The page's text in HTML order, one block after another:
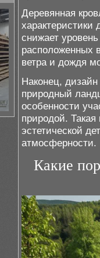
Деревянная
характеристики
снижает
расположенных
ветра и дождя
Наконец,
природный
особенности
природой.
эстетической
атмосферности.
Какие